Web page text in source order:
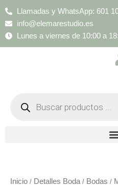
Llamadas y WhatsApp: 601
info@elemarestudio.es
Lunes a viernes de 10:00 a
productos
Inicio / Detalles Boda/ Bodas /